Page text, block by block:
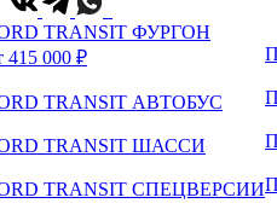
TRANSIT ФУРГОН
415 000 ₽
TRANSIT АВТОБУС
TRANSIT ШАССИ
TRANSIT СПЕЦВЕРСИИ